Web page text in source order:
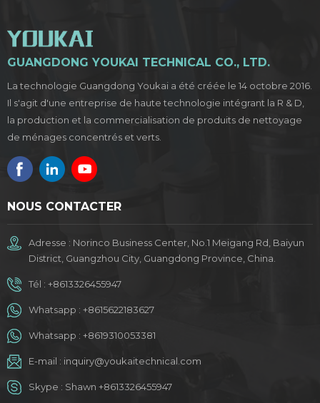
GUANGDONG YOUKAI TECHNICAL CO., LTD.
La technologie Guangdong Youkai a été créée le 14 octobre 2016.
Il s'agit d'une entreprise de haute technologie intégrant la R & D,
la production et la commercialisation de produits de nettoyage
de ménages concentrés et verts.
NOUS CONTACTER
Adresse : Norinco Business Center, No.1 Meigang Rd, Baiyun
District, Guangzhou City, Guangdong Province, China.
Tél : +8613326455947
Whatsapp : +8615622183627
Whatsapp : +8619310053381
E-mail : inquiry@youkaitechnical.com
Skype : Shawn +8613326455947